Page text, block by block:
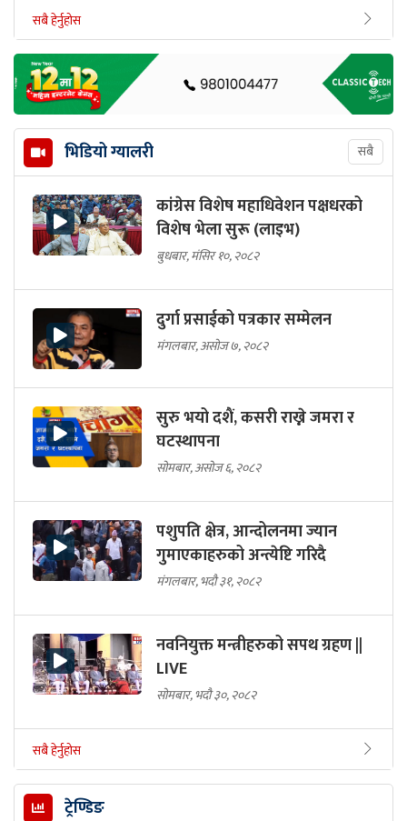
सबै हेर्नुहोस
भिडियो ग्यालरी सबै
कांग्रेस विशेष महाधिवेशन पक्षधरको
विशेष भेला सुरू (लाइभ)
बुधबार, मंसिर १०, २०८२
दुर्गा प्रसाईको पत्रकार सम्मेलन
मंगलबार, असोज ७, २०८२
सुरु भयो दशैं, कसरी राख्ने जमरा र
घटस्थापना
सोमबार, असोज ६, २०८२
पशुपति क्षेत्र, आन्दोलनमा ज्यान
गुमाएकाहरुको अन्त्येष्टि गरिदै
मंगलबार, भदौ ३१, २०८२
नवनियुक्त मन्त्रीहरुको सपथ ग्रहण ||
LIVE
सोमबार, भदौ ३०, २०८२
सबै हेर्नुहोस
ट्रेण्डिङ